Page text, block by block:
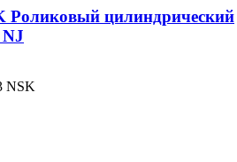
Роликовый цилиндрический
NSK